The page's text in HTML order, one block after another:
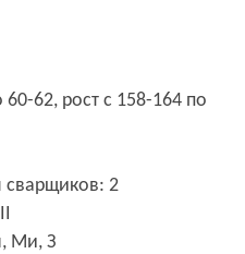
62, рост с 158-164 по
2
Ми, З